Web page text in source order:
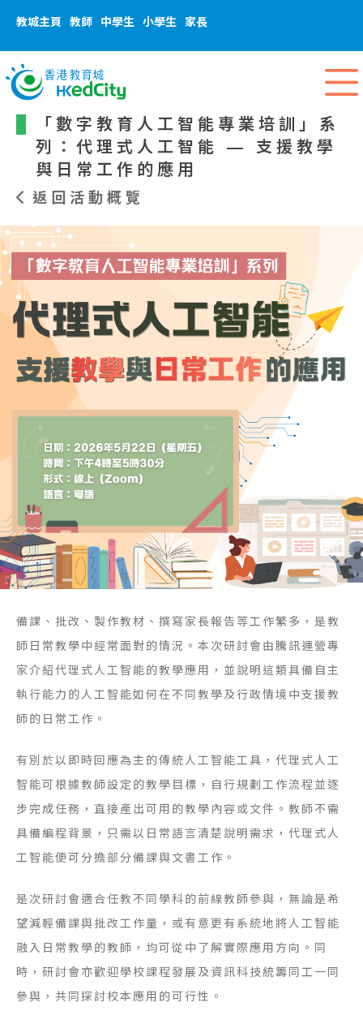
教城主頁 教師 中學生 小學生 家長
「數字教育人工智能專業培訓」系
列：代理式人工智能 — 支援教學
與日常工作的應用
返回活動概覽
備課、批改、製作教材、撰寫家長報告等工作繁多，是教
師日常教學中經常面對的情況。本次研討會由騰訊運營專
家介紹代理式人工智能的教學應用，並說明這類具備自主
執行能力的人工智能如何在不同教學及行政情境中支援教
師的日常工作。
有別於以即時回應為主的傳統人工智能工具，代理式人工
智能可根據教師設定的教學目標，自行規劃工作流程並逐
步完成任務，直接產出可用的教學內容或文件。教師不需
具備編程背景，只需以日常語言清楚說明需求，代理式人
工智能便可分擔部分備課與文書工作。
是次研討會適合任教不同學科的前線教師參與，無論是希
望減輕備課與批改工作量，或有意更有系統地將人工智能
融入日常教學的教師，均可從中了解實際應用方向。同
時， 研討會亦歡迎學校課程發展及資訊科技統籌同工一同
參與，共同探討校本應用的可行性。